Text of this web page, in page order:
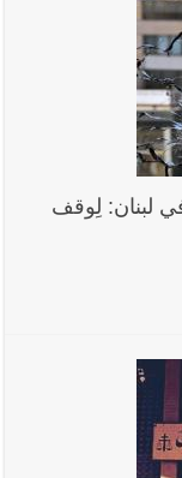
لبنان: لِوقف